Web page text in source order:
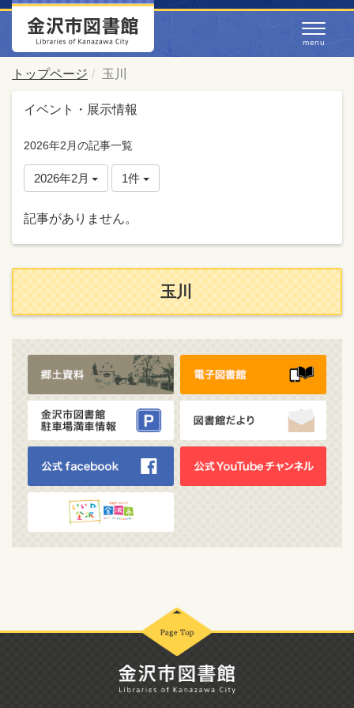
トップページ 玉川
イベント・展示情報
2026年2月の記事一覧
2026年2月 1件
記事がありません。
玉川